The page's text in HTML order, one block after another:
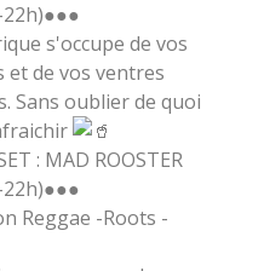
s'occupe de vos
et de vos ventres
Sans oublier de quoi
: MAD ROOSTER
Reggae -Roots -